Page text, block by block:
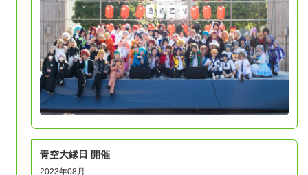
青空大縁日 開催
2023年08月